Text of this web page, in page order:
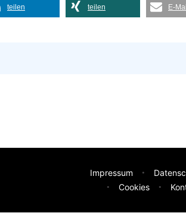
teilen teilen E-Mail
Impressum
Cookies